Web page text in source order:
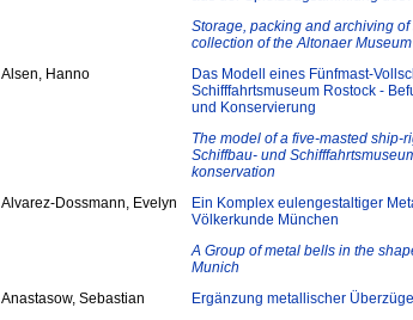
Storage, packing and archiving
collection of the Altonaer
Alsen, Hanno
Das Modell eines Fünfmast-
Schifffahrtsmuseum Rostock -
und Konservierung
The model of a five-masted ship-
Schiffbau- und
konservation
Alvarez-Dossmann, Evelyn
Ein Komplex eulengestaltiger
Völkerkunde München
A Group of metal bells in the
Munich
Anastasow, Sebastian
Ergänzung metallischer